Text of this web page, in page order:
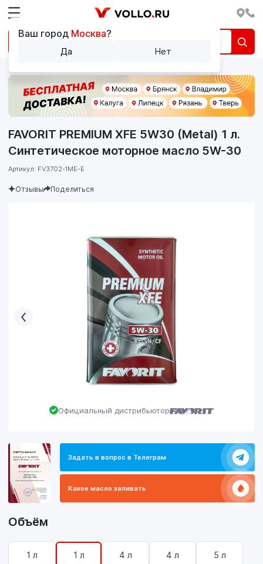
Официальный дистрибьютор
Задать в вопрос в Телеграм
Какое масло заливать
FAVORIT PREMIUM XFE 5W30 (Metal) 1 л.
Синтетическое моторное масло 5W-30
Артикул: FV3702-1ME-E
Отзывы Поделиться
Объём
1 л 1 л 4 л 4 л 5 л
Ваш город Москва?
Да Нет